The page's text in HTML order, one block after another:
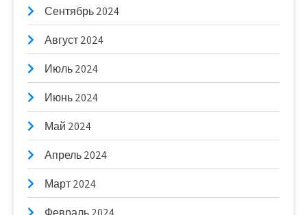
Сентябрь 2024
Август 2024
Июль 2024
Июнь 2024
Май 2024
Апрель 2024
Март 2024